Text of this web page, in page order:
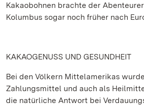
Kakaobohnen brachte der
Kolumbus sogar noch früher nach
KAKAOGENUSS UND GESUNDHEIT
Bei den Völkern Mittelamerikas
Zahlungsmittel und auch als
die natürliche Antwort bei